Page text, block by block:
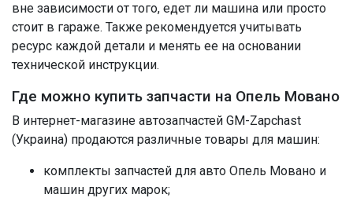
вне зависимости от того, едет ли машина или просто
стоит в гараже. Также рекомендуется учитывать
ресурс каждой детали и менять ее на основании
технической инструкции.
Где можно купить запчасти на Опель Мовано
В интернет-магазине автозапчастей GM-Zapchast
(Украина) продаются различные товары для машин:
комплекты запчастей для авто Опель Мовано и
машин других марок;